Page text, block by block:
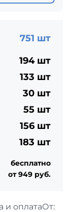
и оплата
751 шт
194 шт
133 шт
30 шт
55 шт
156 шт
183 шт
бесплатно
от 949 руб.